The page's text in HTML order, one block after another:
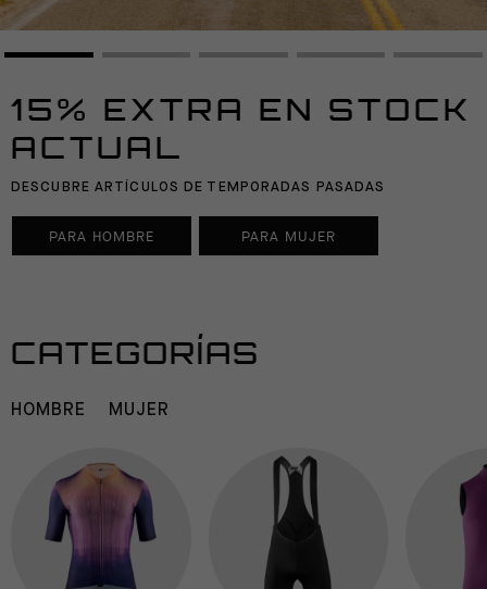
15% EXTRA EN STOCK
ACTUAL
DESCUBRE ARTÍCULOS DE TEMPORADAS PASADAS
PARA HOMBRE PARA MUJER
CATEGORÍAS
HOMBRE MUJER